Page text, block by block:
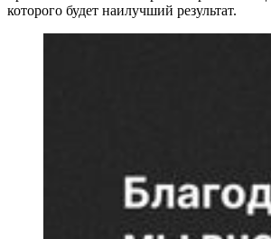
которого будет наилучший результат.